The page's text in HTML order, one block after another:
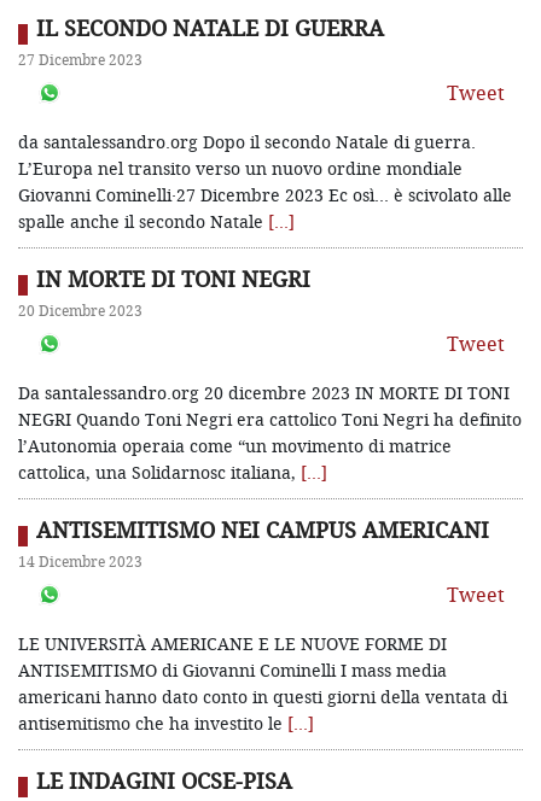
IL SECONDO NATALE DI GUERRA
27 Dicembre 2023
Tweet
da santalessandro.org Dopo il secondo Natale di guerra.
L’Europa nel transito verso un nuovo ordine mondiale
Giovanni Cominelli·27 Dicembre 2023 Ec osì… è scivolato alle
spalle anche il secondo Natale […]
IN MORTE DI TONI NEGRI
20 Dicembre 2023
Tweet
Da santalessandro.org 20 dicembre 2023 IN MORTE DI TONI
NEGRI Quando Toni Negri era cattolico Toni Negri ha definito
l’Autonomia operaia come “un movimento di matrice
cattolica, una Solidarnosc italiana, […]
ANTISEMITISMO NEI CAMPUS AMERICANI
14 Dicembre 2023
Tweet
LE UNIVERSITÀ AMERICANE E LE NUOVE FORME DI
ANTISEMITISMO di Giovanni Cominelli I mass media
americani hanno dato conto in questi giorni della ventata di
antisemitismo che ha investito le […]
LE INDAGINI OCSE-PISA